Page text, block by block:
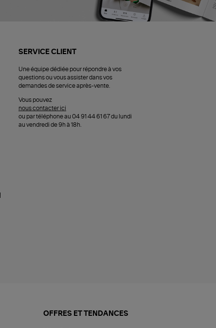
SERVICE CLIENT
Une équipe dédiée pour répondre à vos
questions ou vous assister dans vos
demandes de service après-vente.
Vous pouvez
nous contacter ici
ou par téléphone au 04 91 44 61 67 du lundi
au vendredi de 9h à 18h.
OFFRES ET TENDANCES